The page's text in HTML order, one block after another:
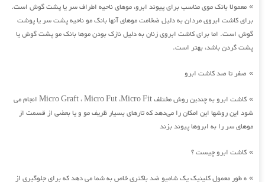
» معمولا بانک موی مناسب برای پیوند ابرو، موهای ناحیه اطراف سر یا پشت گوش است.
برای کاشت ابروی مردان به دلیل ضخامت موهای آنها بانک مو ناحیه پشت سر یا پوشت
گوش است. اما برای کاشت ابروی زنان به دلیل نازک بودن موها بانک مو پشت گوش یا
پشت گردن باشد، بهتر است.
» صفر تا صد کاشت ابرو
»
کاشت ابرو به چندین روش مختلف Micro Graft ، Micro Fut ،Micro Fit انجام می
شود این روشها این امکان را می‌دهد که تارهای بسیار ظریف مو و یا بعضی از قسمت از
موهای سر را به ابروها پیوند بزند
» کاشت ابرو چیست ؟
» ه طور معمول کلینیک یک شامپو ضد باکتری خاص به شما می دهد که برای جلوگیری از